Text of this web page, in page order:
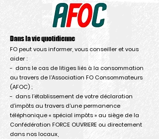
Dans la vie quotidienne
FO peut vous informer, vous conseiller et vous
aider :
- dans le cas de litiges liés à la consommation
au travers de l’Association FO Consommateurs
(AFOC) ;
- dans l’établissement de votre déclaration
d’impôts au travers d’une permanence
téléphonique « spécial impôts » au siège de la
Confédération FORCE OUVRIERE ou directement
dans nos locaux,